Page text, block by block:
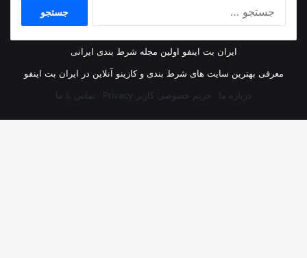
ایران بت اینفو اولین مجله شرط بندی ایرانی
معرفی بهترین سایت های شرط بندی و کازینو آنلاین در ایران بت اینفو
درباره ما
حریم خصوصی کاربر Privacy تماس با ما